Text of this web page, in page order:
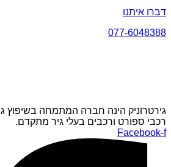
דברו איתנו
077-6048388
גירטרוניק הינה חברה המתמחה בשיפוץ
רכבי ספורט ורכבים בעלי גיר מתקדם.
Facebook-f